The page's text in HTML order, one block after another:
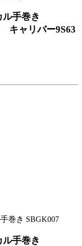
手巻き
キャリバー9S63
手巻き